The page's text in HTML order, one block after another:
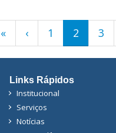
Primeira
página
«
Página
anterior
‹ Página
1
Página
atual
2 3
Links Rápidos
Institucional
Serviços
Notícias